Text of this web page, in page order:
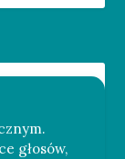
głosów,